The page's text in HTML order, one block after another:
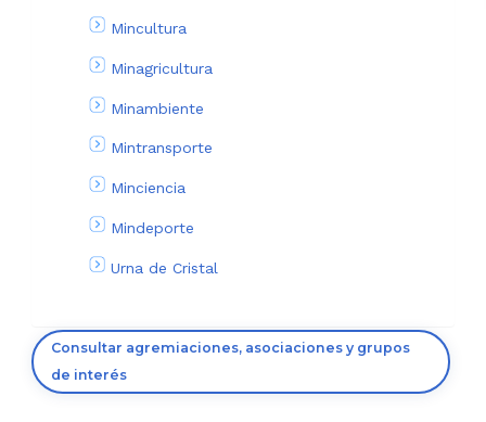
Mincultura
Minagricultura
Minambiente
Mintransporte
Minciencia
Mindeporte
Urna de Cristal
Consultar agremiaciones, asociaciones y grupos
de interés